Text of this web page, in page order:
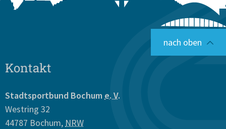
nach oben
Kontakt
Stadtsportbund Bochum e. V.
Westring 32
44787 Bochum, NRW